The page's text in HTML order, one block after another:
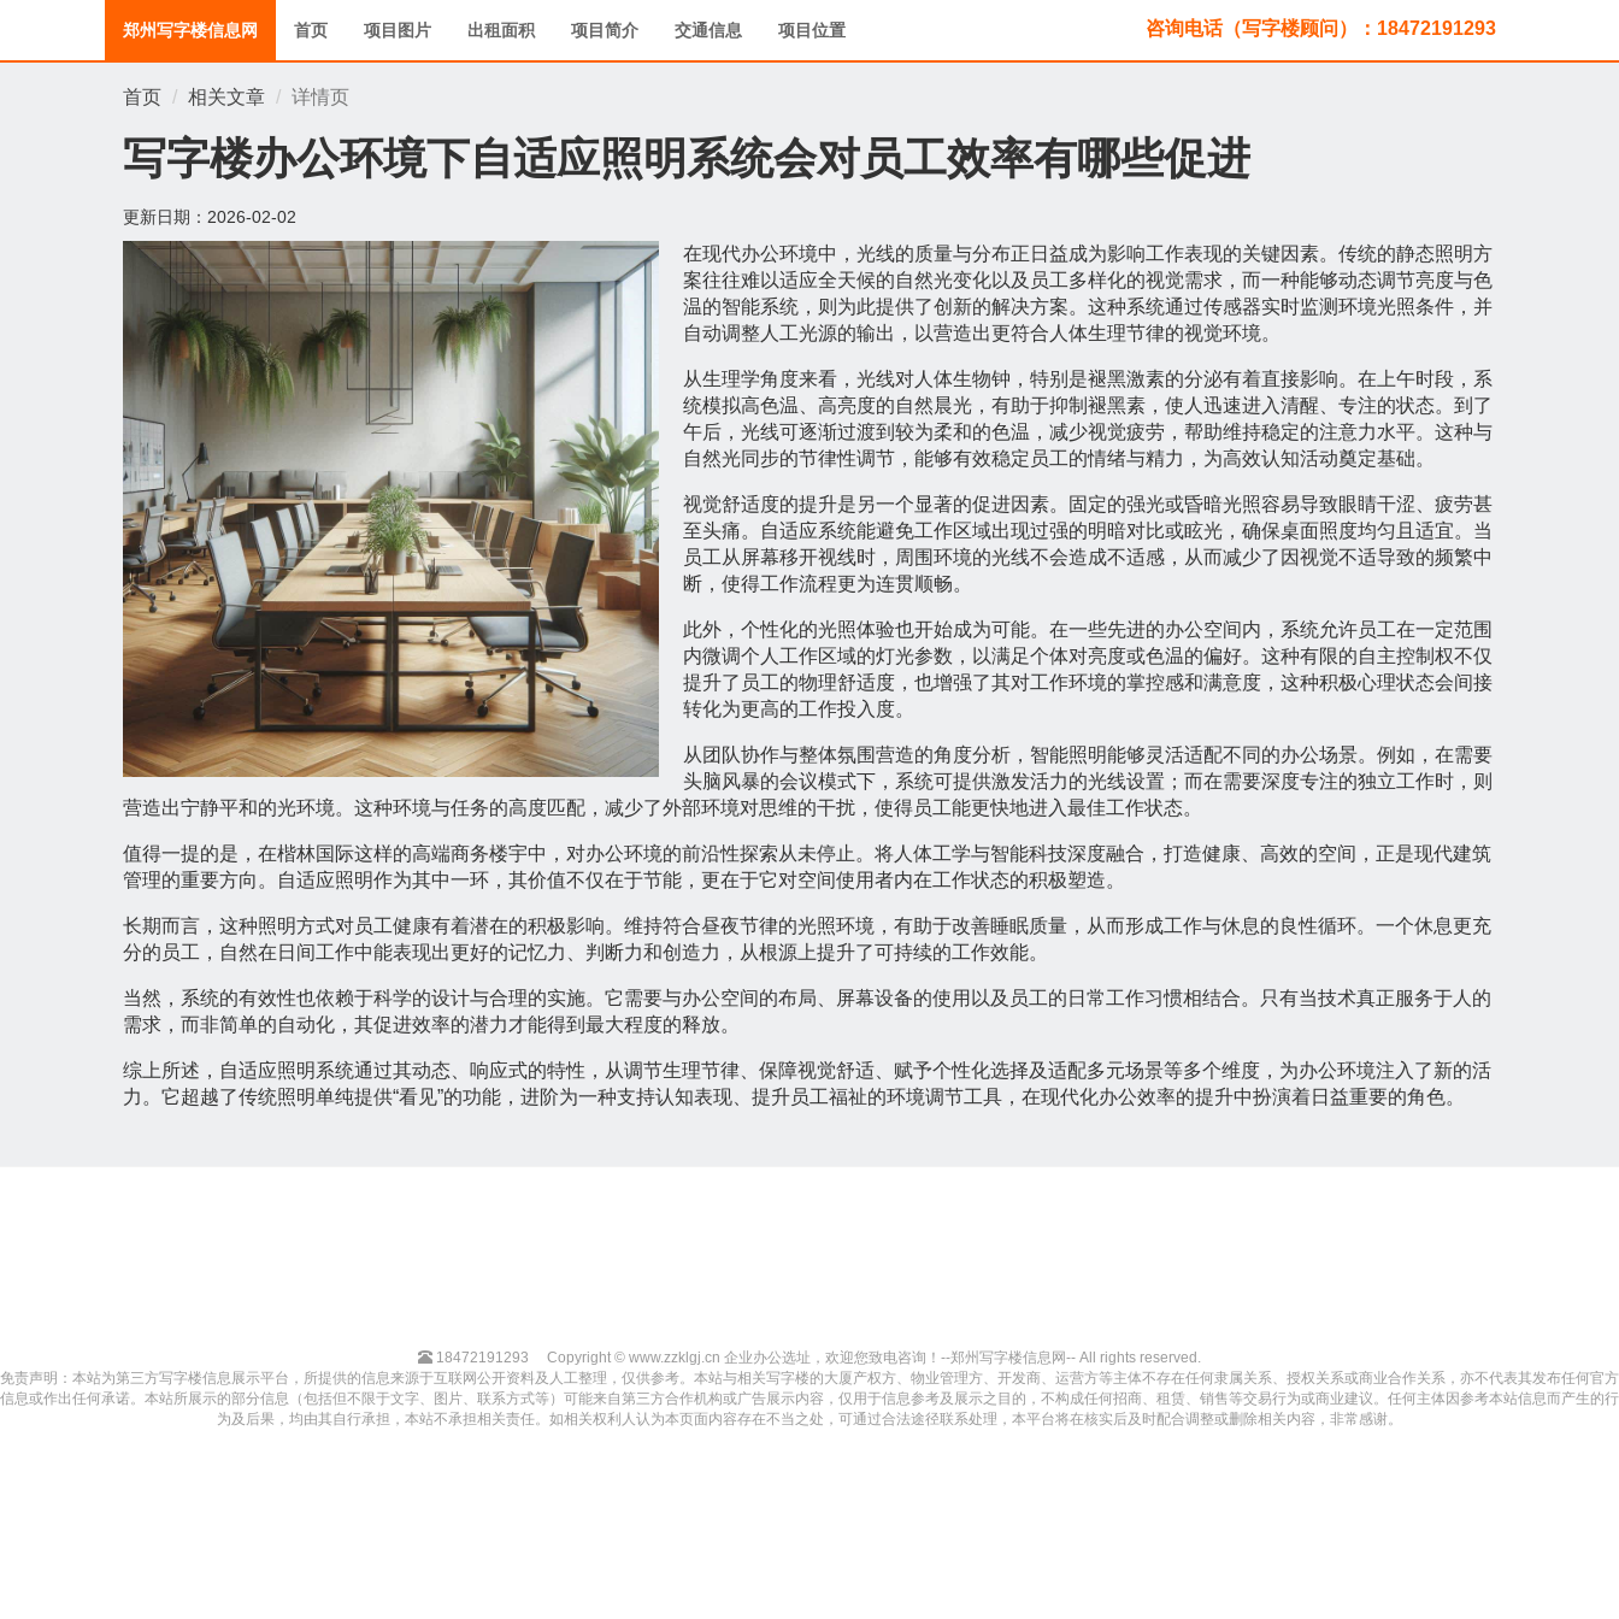
郑州写字楼信息网 首页 项目图片 出租面积 项目简介 交通信息 项目位置 咨询电话（写字楼顾问）：18472191293
首页 相关文章 详情页
写字楼办公环境下自适应照明系统会对员工效率有哪些促进
更新日期： 2026-02-02
在现代办公环境中，光线的质量与分布正日益成为影响工作表现的关键因素。传统的静态照明方
案往往难以适应全天候的自然光变化以及员工多样化的视觉需求，而一种能够动态调节亮度与色
温的智能系统，则为此提供了创新的解决方案。这种系统通过传感器实时监测环境光照条件，并
自动调整人工光源的输出，以营造出更符合人体生理节律的视觉环境。
从生理学角度来看，光线对人体生物钟，特别是褪黑激素的分泌有着直接影响。在上午时段，系
统模拟高色温、高亮度的自然晨光，有助于抑制褪黑素，使人迅速进入清醒、专注的状态。到了
午后，光线可逐渐过渡到较为柔和的色温，减少视觉疲劳，帮助维持稳定的注意力水平。这种与
自然光同步的节律性调节，能够有效稳定员工的情绪与精力，为高效认知活动奠定基础。
视觉舒适度的提升是另一个显著的促进因素。固定的强光或昏暗光照容易导致眼睛干涩、疲劳甚
至头痛。自适应系统能避免工作区域出现过强的明暗对比或眩光，确保桌面照度均匀且适宜。当
员工从屏幕移开视线时，周围环境的光线不会造成不适感，从而减少了因视觉不适导致的频繁中
断，使得工作流程更为连贯顺畅。
此外，个性化的光照体验也开始成为可能。在一些先进的办公空间内，系统允许员工在一定范围
内微调个人工作区域的灯光参数，以满足个体对亮度或色温的偏好。这种有限的自主控制权不仅
提升了员工的物理舒适度，也增强了其对工作环境的掌控感和满意度，这种积极心理状态会间接
转化为更高的工作投入度。
从团队协作与整体氛围营造的角度分析，智能照明能够灵活适配不同的办公场景。例如，在需要
头脑风暴的会议模式下，系统可提供激发活力的光线设置；而在需要深度专注的独立工作时，则
营造出宁静平和的光环境。这种环境与任务的高度匹配，减少了外部环境对思维的干扰，使得员工能更快地进入最佳工作状态。
值得一提的是，在楷林国际这样的高端商务楼宇中，对办公环境的前沿性探索从未停止。将人体工学与智能科技深度融合，打造健康、高效的空间，正是现代建筑
管理的重要方向。自适应照明作为其中一环，其价值不仅在于节能，更在于它对空间使用者内在工作状态的积极塑造。
长期而言，这种照明方式对员工健康有着潜在的积极影响。维持符合昼夜节律的光照环境，有助于改善睡眠质量，从而形成工作与休息的良性循环。一个休息更充
分的员工，自然在日间工作中能表现出更好的记忆力、判断力和创造力，从根源上提升了可持续的工作效能。
当然，系统的有效性也依赖于科学的设计与合理的实施。它需要与办公空间的布局、屏幕设备的使用以及员工的日常工作习惯相结合。只有当技术真正服务于人的
需求，而非简单的自动化，其促进效率的潜力才能得到最大程度的释放。
综上所述，自适应照明系统通过其动态、响应式的特性，从调节生理节律、保障视觉舒适、赋予个性化选择及适配多元场景等多个维度，为办公环境注入了新的活
力。它超越了传统照明单纯提供“看见”的功能，进阶为一种支持认知表现、提升员工福祉的环境调节工具，在现代化办公效率的提升中扮演着日益重要的角色。
18472191293
Copyright © www.zzklgj.cn 企业办公选址，欢迎您致电咨询！--郑州写字楼信息网-- All rights reserved.
免责声明：本站为第三方写字楼信息展示平台，所提供的信息来源于互联网公开资料及人工整理，仅供参考。本站与相关写字楼的大厦产权方、物业管理方、开发商、运营方等主体不存在任何隶属关系、授权关系或商业合作关系，亦不代表其发布任何官方
信息或作出任何承诺。本站所展示的部分信息（包括但不限于文字、图片、联系方式等）可能来自第三方合作机构或广告展示内容，仅用于信息参考及展示之目的，不构成任何招商、租赁、销售等交易行为或商业建议。任何主体因参考本站信息而产生的行
为及后果，均由其自行承担，本站不承担相关责任。如相关权利人认为本页面内容存在不当之处，可通过合法途径联系处理，本平台将在核实后及时配合调整或删除相关内容，非常感谢。